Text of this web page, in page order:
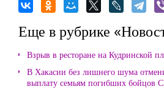
Еще в рубрике
Взрыв в ресторане на Кудринской
В Хакасии без лишнего шума
выплату семьям погибших бойцов